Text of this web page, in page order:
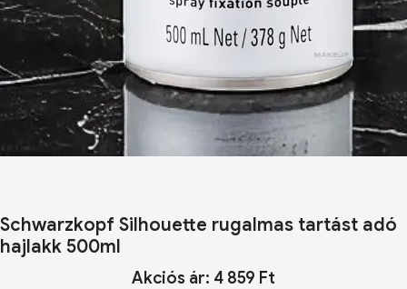
Schwarzkopf Silhouette rugalmas tartást adó
hajlakk 500ml
Akciós ár: 4 859 Ft